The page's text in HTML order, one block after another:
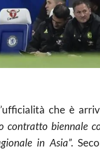
che è
biennale
in Asia”.